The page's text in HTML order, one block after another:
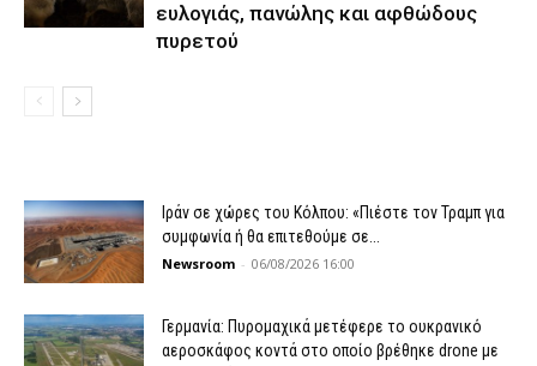
ευλογιάς, πανώλης και αφθώδους
πυρετού
Ιράν σε χώρες του Κόλπου: «Πιέστε τον Τραμπ για
συμφωνία ή θα επιτεθούμε σε...
Newsroom - 06/08/2026 16:00
Γερμανία: Πυρομαχικά μετέφερε το ουκρανικό
αεροσκάφος κοντά στο οποίο βρέθηκε drone με